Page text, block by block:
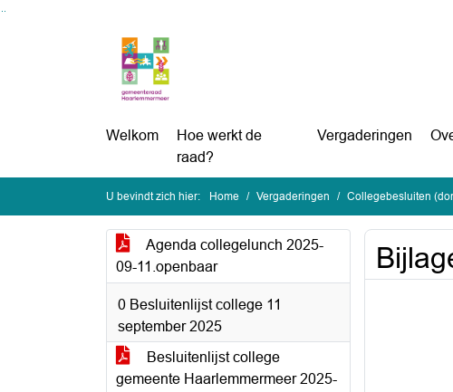
Welkom
Hoe werkt de
raad?
Vergaderingen
U bevindt zich hier: Home Vergaderingen Collegebesluiten
Agenda collegelunch 2025-
09-11.openbaar
0 Besluitenlijst college 11
september 2025
Besluitenlijst college
gemeente Haarlemmermeer 2025-